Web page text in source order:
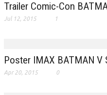
Trailer Comic-Con
Jul 12, 2015 1
Poster IMAX BATMAN V
Apr 20, 2015 0